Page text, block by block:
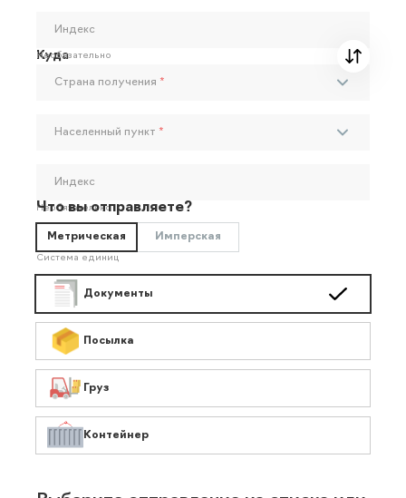
Индекс
Необязательно
Куда
Страна получения *
Населенный пункт *
Индекс
Необязательно
Что вы отправляете?
Метрическая Имперская
Система единиц
Документы
Посылка
Груз
Контейнер